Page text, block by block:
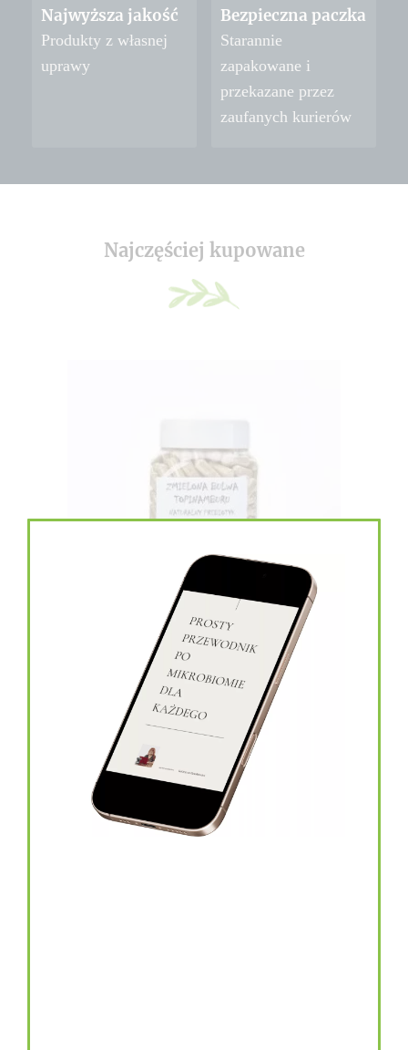
Najwyższa jakość
Produkty z własnej
uprawy
Bezpieczna paczka
Starannie
zapakowane i
przekazane przez
zaufanych kurierów
Najczęściej kupowane
topinambur w kapsułkach